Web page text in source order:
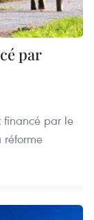
par
financé par le
réforme